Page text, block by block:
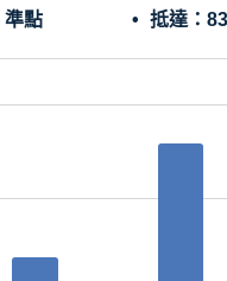
準點 抵達：